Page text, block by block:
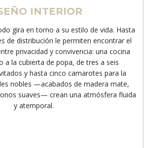
INTERIOR
gira en torno a su estilo de vida. Hasta
de distribución le permiten encontrar el
privacidad y convivencia: una cocina
a la cubierta de popa, de tres a seis
y hasta cinco camarotes para la
nobles —acabados de madera mate,
suaves— crean una atmósfera fluida
y atemporal.